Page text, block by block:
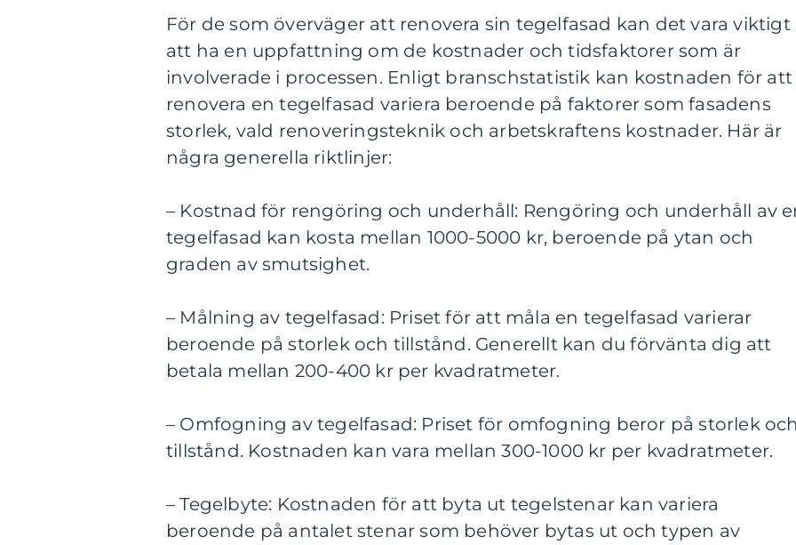
För de som överväger att renovera sin tegelfasad kan det vara viktigt
att ha en uppfattning om de kostnader och tidsfaktorer som är
involverade i processen. Enligt branschstatistik kan kostnaden för att
renovera en tegelfasad variera beroende på faktorer som fasadens
storlek, vald renoveringsteknik och arbetskraftens kostnader. Här är
några generella riktlinjer:
– Kostnad för rengöring och underhåll: Rengöring och underhåll av
tegelfasad kan kosta mellan 1000-5000 kr, beroende på ytan och
graden av smutsighet.
– Målning av tegelfasad: Priset för att måla en tegelfasad varierar
beroende på storlek och tillstånd. Generellt kan du förvänta dig att
betala mellan 200-400 kr per kvadratmeter.
– Omfogning av tegelfasad: Priset för omfogning beror på storlek
tillstånd. Kostnaden kan vara mellan 300-1000 kr per kvadratmeter.
– Tegelbyte: Kostnaden för att byta ut tegelstenar kan variera
beroende på antalet stenar som behöver bytas ut och typen av